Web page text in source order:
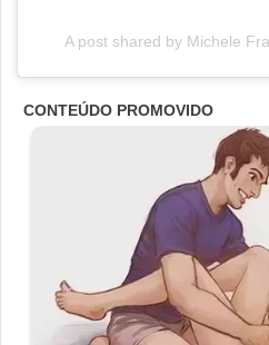
A post shared by Michele